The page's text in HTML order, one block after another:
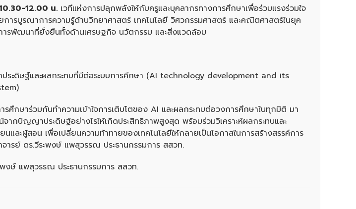
12.00 น. เวทีแห่งการปลุกพลังให้กับครูและบุคลากรทางการศึกษาเพื่อร่วมแรงร่วมใจ
ารบูรณาการความรู้ด้านวิทยาศาสตร์ เทคโนโลยี วิศวกรรมศาสตร์ และคณิตศาสตร์ในยุค
รพัฒนาที่ยั่งยืนทั้งด้านเศรษฐกิจ นวัตกรรม และสิ่งแวดล้อม
ะดิษฐ์และผลกระทบที่มีต่อระบบการศึกษา (AI technology development and its
รศึกษาร่วมกันทำความเข้าใจการเติบโตของ AI และผลกระทบต่อวงการศึกษาในทุกมิติ มา
น์จากปัญญาประดิษฐ์อย่างไรให้เกิดประสิทธิภาพสูงสุด พร้อมร่วมวิเคราะห์ผลกระทบและ
และผู้สอน เพื่อเปลี่ยนความท้าทายของเทคโนโลยีให้กลายเป็นโอกาสในการสร้างสรรค์การ
ารย์ ดร.วีระพงษ์ แพสุวรรณ ประธานกรรมการ สสวท.
งษ์ แพสุวรรณ ประธานกรรมการ สสวท.